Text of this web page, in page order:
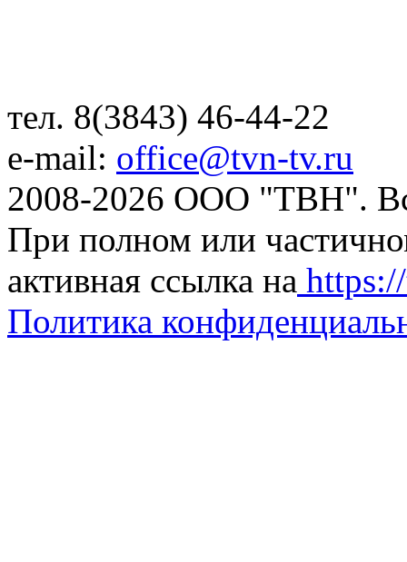
тел. 8(3843) 46-44-22
e-mail: office@tvn-tv.ru
2008-2026 ООО "ТВН".
При полном или
активная ссылка на
Политика